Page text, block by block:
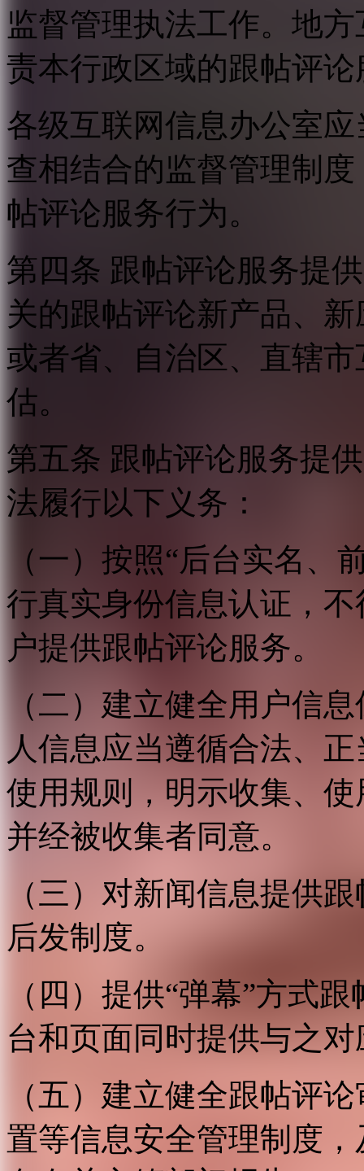
监督管理执法工作。地
责本行政区域的跟帖评
各级互联网信息办公室
查相结合的监督管理制
帖评论服务行为。
第四条 跟帖评论服务提
关的跟帖评论新产品、
或者省、自治区、直辖
估。
第五条 跟帖评论服务提
法履行以下义务：
（一）按照“后台实名、
行真实身份信息认证，
户提供跟帖评论服务。
（二）建立健全用户信
人信息应当遵循合法、
使用规则，明示收集、
并经被收集者同意。
（三）对新闻信息提供
后发制度。
（四）提供“弹幕”方式
台和页面同时提供与之
（五）建立健全跟帖评
置等信息安全管理制度